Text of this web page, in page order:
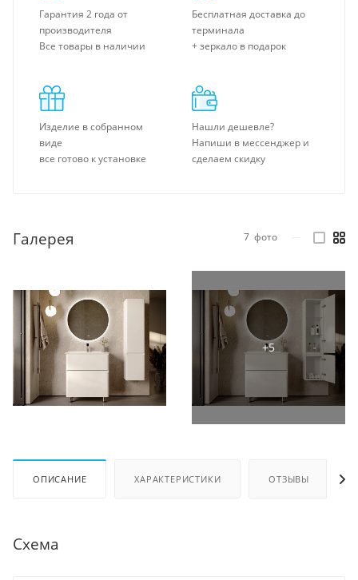
Гарантия 2 года от
производителя
Все товары в наличии
Бесплатная доставка до
терминала
+ зеркало в подарок
Изделие в собранном
виде
все готово к установке
Нашли дешевле?
Напиши в мессенджер и
сделаем скидку
Галерея 7 фото
ОПИСАНИЕ ХАРАКТЕРИСТИКИ ОТЗЫВЫ
Схема